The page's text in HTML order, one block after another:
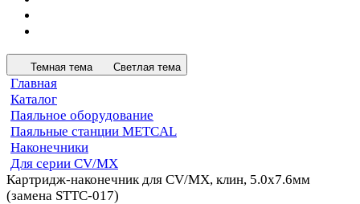
Темная тема Светлая тема
Главная
Каталог
Паяльное оборудование
Паяльные станции METCAL
Наконечники
Для серии CV/MX
Картридж-наконечник для СV/MX, клин, 5.0х7.6мм
(замена STTC-017)